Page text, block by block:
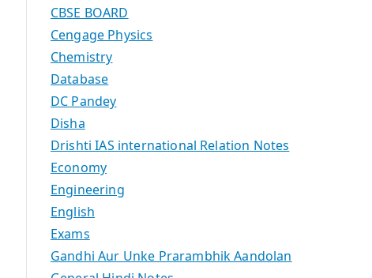
CBSE BOARD
Cengage Physics
Chemistry
Database
DC Pandey
Disha
Drishti IAS international Relation Notes
Economy
Engineering
English
Exams
Gandhi Aur Unke Prarambhik Aandolan